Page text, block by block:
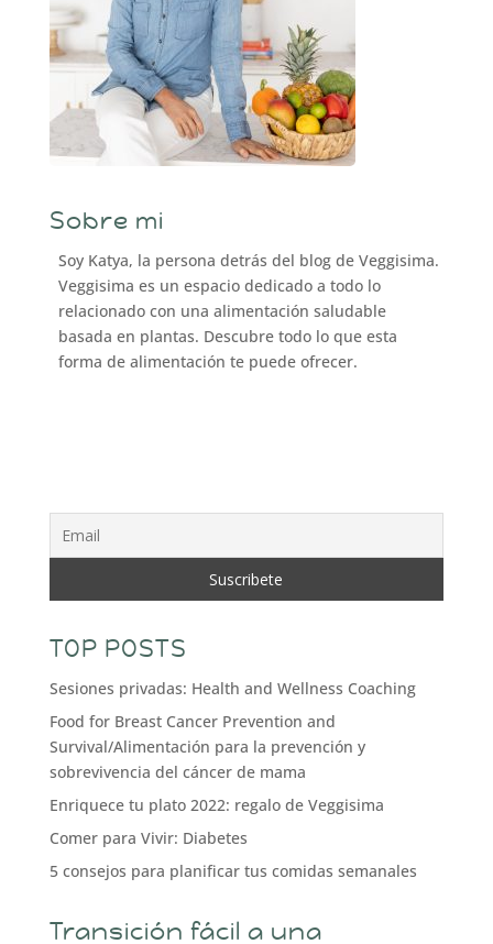
Sobre mi
Soy Katya, la persona detrás del blog de Veggisima.
Veggisima es un espacio dedicado a todo lo
relacionado con una alimentación saludable
basada en plantas. Descubre todo lo que esta
forma de alimentación te puede ofrecer.
TOP POSTS
Sesiones privadas: Health and Wellness Coaching
Food for Breast Cancer Prevention and
Survival/Alimentación para la prevención y
sobrevivencia del cáncer de mama
Enriquece tu plato 2022: regalo de Veggisima
Comer para Vivir: Diabetes
5 consejos para planificar tus comidas semanales
Transición fácil a una